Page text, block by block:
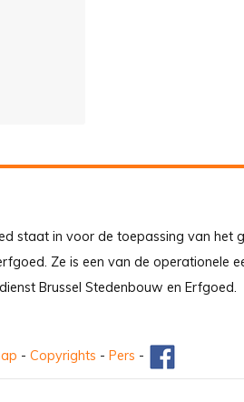
staat in voor de toepassing van het
Ze is een van de operationele
Brussel Stedenbouw en Erfgoed.
- Copyrights - Pers -